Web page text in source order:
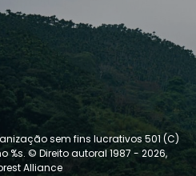
sem fins lucrativos 501 (C)
%s. © Direito autoral 1987 - 2026,
Alliance